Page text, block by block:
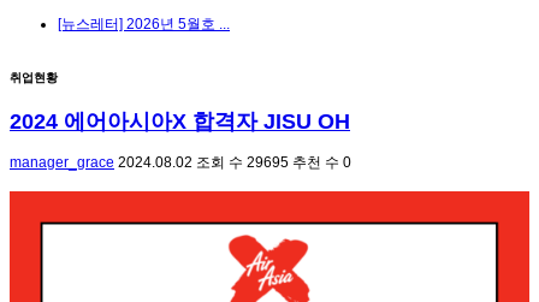
[뉴스레터] 2026년 5월호 ...
취업현황
2024 에어아시아X 합격자 JISU OH
manager_grace 2024.08.02 조회 수 29695 추천 수 0